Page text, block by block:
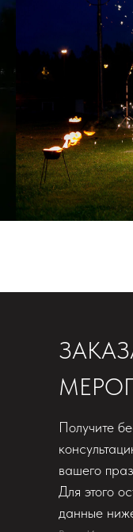
Получите
вашего
Для этого
данные